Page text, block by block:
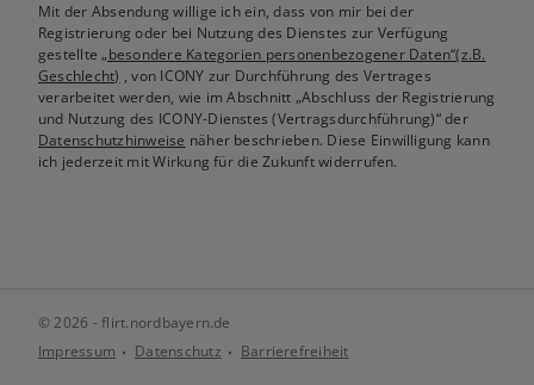
Mit der Absendung willige ich ein, dass von mir bei der
Registrierung oder bei Nutzung des Dienstes zur Verfügung
gestellte„besondere Kategorien personenbezogener Daten“(z.B.
Geschlecht) , von ICONY zur Durchführung des Vertrages
verarbeitet werden, wie im Abschnitt „Abschluss der Registrierung
und Nutzung des ICONY-Dienstes (Vertragsdurchführung)“ der
Datenschutzhinweise näher beschrieben. Diese Einwilligung kann
ich jederzeit mit Wirkung für die Zukunft widerrufen.
© 2026 - flirt.nordbayern.de
Impressum
Datenschutz Barrierefreiheit